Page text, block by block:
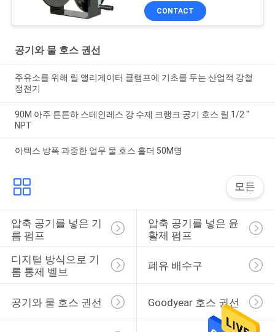
CONTACT
공기와 물 호스 권선
주유소를 위해 릴 앨리게이터 클램프에 기초를 두는 산업적 강철
정전기
90M 아주 튼튼하 스테인레스 강 수제 크랭크 공기 호스 릴 1/2 "
NPT
아텍스 방폭 과중한 업무 물 호스 홀더 50M명
모든
압축 공기를 넣은 기
름 펌프
압축 공기를 넣은 윤
활제 펌프
디지털 방식으로 기
름 통제 벨브
폐유 배수구
공기와 물 호스 권선 Goodyear 호스 권선